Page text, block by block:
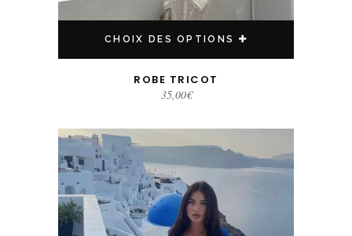
CHOIX DES OPTIONS
ROBE TRICOT
35,00€
Ce produit a plusieurs variations. Les options peuvent être choisies sur la page du produit